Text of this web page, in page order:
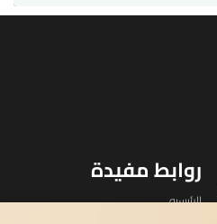
روابط مفيدة
الرئيسيه